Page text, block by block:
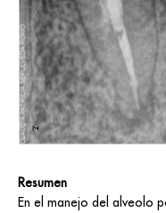
Resumen
En el manejo del alveolo